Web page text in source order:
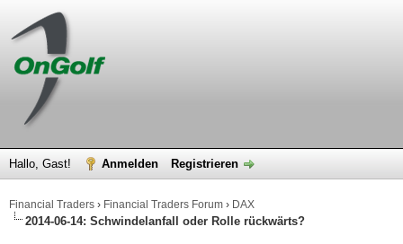
Hallo, Gast! Anmelden Registrieren
Financial Traders › Financial Traders Forum › DAX
2014-06-14: Schwindelanfall oder Rolle rückwärts?